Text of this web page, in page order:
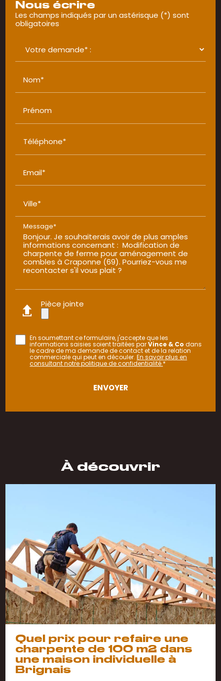
Nous écrire
Les champs indiqués par un astérisque (*) sont
obligatoires
Nom*
Prénom
Téléphone*
Email*
Ville*
Message*
Pièce jointe
En soumettant ce formulaire, j'accepte que les
informations saisies soient traitées parVince & Co dans
le cadre de ma demande de contact et de la relation
commerciale qui peut en découler.En savoir plus en
consultant notre politique de confidentialité.*
À découvrir
Quel prix pour refaire une
charpente de 100 m2 dans
une maison individuelle à
Brignais